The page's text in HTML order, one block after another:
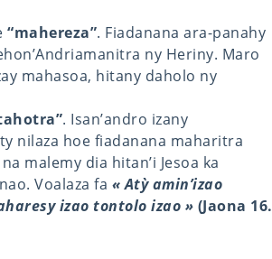
“mahereza”. Fiadanana ara-panahy
ny Heriny. Maro
mahasoa, hitany daholo ny
. Isan’andro izany
nilaza hoe fiadanana maharitra
malemy dia hitan’i Jesoa ka
Voalaza fa « Atỳ amin’izao
izao tontolo izao » (Jaona 16.